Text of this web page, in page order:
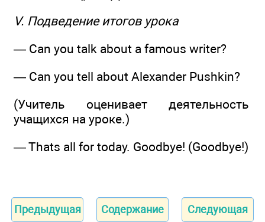
V. Подведение итогов урока
— Can you talk about a famous writer?
— Can you tell about Alexander Pushkin?
(Учитель оценивает деятельность
учащихся на уроке.)
— Thats all for today. Goodbye! (Goodbye!)
Предыдущая Содержание Следующая